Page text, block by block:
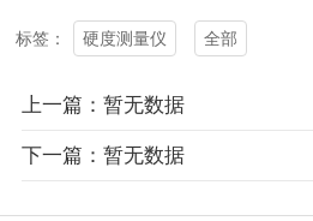
标签： 硬度测量仪 全部
上一篇：暂无数据
下一篇：暂无数据